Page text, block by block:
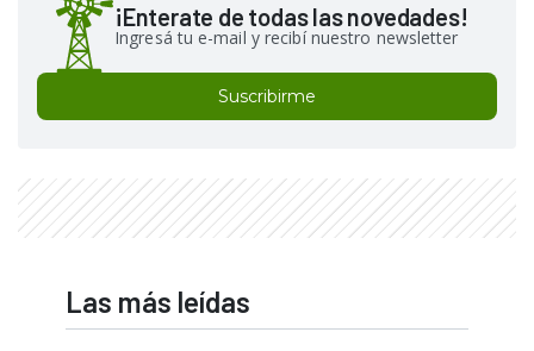
¡Enterate de todas las novedades!
Ingresá tu e-mail y recibí nuestro newsletter
Suscribirme
Las más leídas